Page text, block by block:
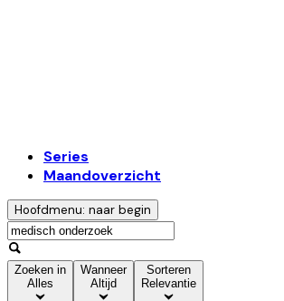
Series
Maandoverzicht
Hoofdmenu: naar begin
Zoeken in
Alles
Wanneer
Altijd
Sorteren
Relevantie